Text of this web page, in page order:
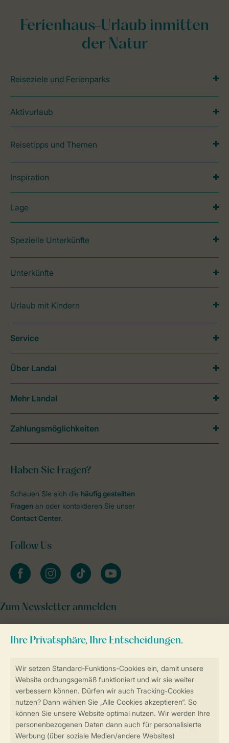
Sicher und schnell zur Online-Buchung
Sichere Datenübertragung
Sicheres Bezahlen
Ferienhaus-Urlaub inmitten
der Natur
Reiseziele und Ferienparks
Aktivurlaub
Reisetipps und Themen
Inspiration
Lage
Spezielle Unterkünfte
Unterkünfte
Urlaub mit Kindern
Haben Sie Fragen?
Schauen Sie sich die häufig gestellten
Fragen an oder kontaktieren Sie unser
Contact Center.
Follow Us
facebookinstagramtiktok youtube
Zum Newsletter anmelden
Service
Über Landal
Mehr Landal
Zahlungsmöglichkeiten